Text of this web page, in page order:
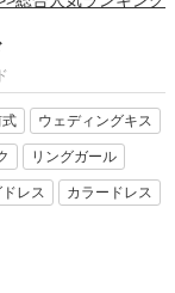
式 ウェディングキス
リングガール
レス カラードレス